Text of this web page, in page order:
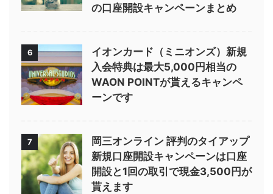
の口座開設キャンペーンまとめ
6
イオンカード（ミニオンズ）新規
入会特典は最大5,000円相当の
WAON POINTが貰えるキャンペ
ーンです
7
岡三オンライン 評判のタイアップ
新規口座開設キャンペーンは口座
開設と1回の取引で現金3,500円が
貰えます